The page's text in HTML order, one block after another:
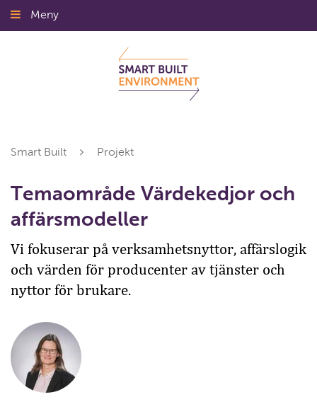
Gå
till
Meny
Smart Built Projekt
Temaområde Värdekedjor och
affärsmodeller
Vi fokuserar på verksamhetsnyttor, affärslogik
och värden för producenter av tjänster och
nyttor för brukare.